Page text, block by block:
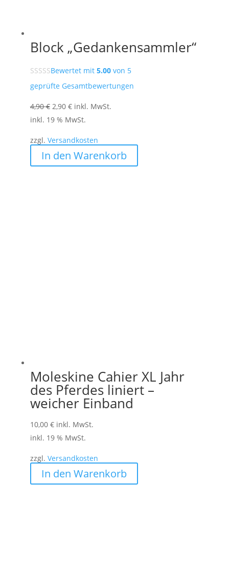
Block „Gedankensammler“
Bewertet mit 5.00von 5
geprüfte Gesamtbewertungen
4,90€ Ursprünglicher
Preis
4,90 €
2,90 €Aktueller
Preis
2,90 €.
inkl. MwSt.
inkl. 19 % MwSt.
zzgl. Versandkosten
In den Warenkorb
Moleskine Cahier XL Jahr
des Pferdes liniert –
weicher Einband
10,00 € inkl. MwSt.
inkl. 19 % MwSt.
zzgl. Versandkosten
In den Warenkorb